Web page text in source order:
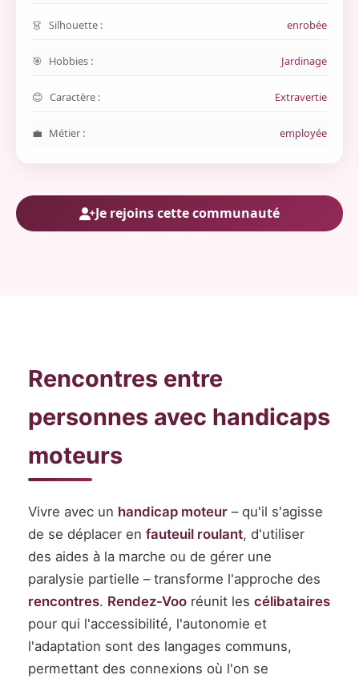
Silhouette : enrobée
Hobbies : Jardinage
Caractère : Extravertie
Métier : employée
Je rejoins cette communauté
Rencontres entre
personnes avec handicaps
moteurs
Vivre avec un handicap moteur – qu'il s'agisse
de se déplacer en fauteuil roulant, d'utiliser
des aides à la marche ou de gérer une
paralysie partielle – transforme l'approche des
rencontres. Rendez-Voo réunit les célibataires
pour qui l'accessibilité, l'autonomie et
l'adaptation sont des langages communs,
permettant des connexions où l'on se